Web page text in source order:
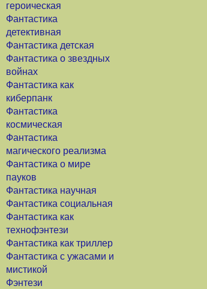
героическая
Фантастика
детективная
Фантастика детская
Фантастика о звездных
войнах
Фантастика как
киберпанк
Фантастика
космическая
Фантастика
магического реализма
Фантастика о мире
пауков
Фантастика научная
Фантастика социальная
Фантастика как
технофэнтези
Фантастика как триллер
Фантастика с ужасами и
мистикой
Фэнтези